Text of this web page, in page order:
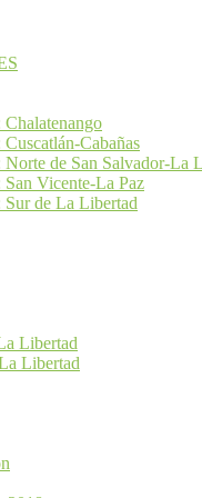
Chalatenango
Cabañas
Norte de San Salvador-La
San Vicente-La Paz
Sur de La Libertad
Libertad
Libertad